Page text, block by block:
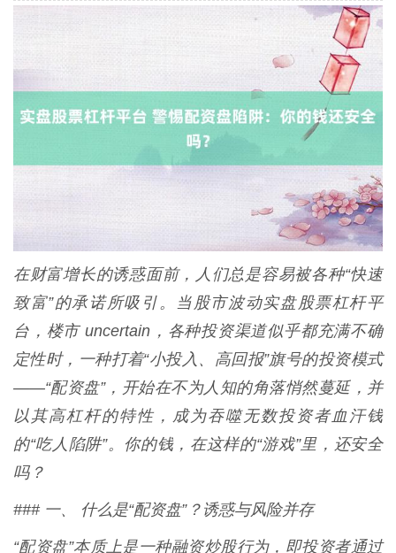
在财富增长的诱惑面前，人们总是容易被各种“快速
致富”的承诺所吸引。当股市波动实盘股票杠杆平
台，楼市 uncertain，各种投资渠道似乎都充满不确
定性时，一种打着“小投入、高回报”旗号的投资模式
——“配资盘”，开始在不为人知的角落悄然蔓延，并
以其高杠杆的特性，成为吞噬无数投资者血汗钱
的“吃人陷阱”。你的钱，在这样的“游戏”里，还安全
吗？
### 一、 什么是“配资盘”？诱惑与风险并存
“配资盘”本质上是一种融资炒股行为，即投资者通过